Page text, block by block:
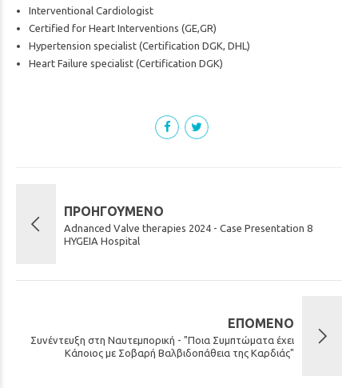
Interventional Cardiologist
Certified for Heart Interventions (GE,GR)
Hypertension specialist (Certification DGK, DHL)
Heart Failure specialist (Certification DGK)
ΠΡΟΗΓΟΎΜΕΝΟ
Adnanced Valve therapies 2024 - Case Presentation 8
HYGEIA Hospital
ΕΠΌΜΕΝΟ
Συνέντευξη στη Ναυτεμπορική - "Ποια Συμπτώματα έχει
Κάποιος με Σοβαρή Βαλβιδοπάθεια της Καρδιάς"